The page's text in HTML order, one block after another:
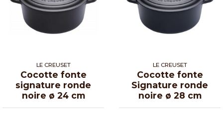
LE CREUSET
Cocotte fonte
signature ronde
noire ø 24 cm
LE CREUSET
Cocotte fonte
Signature ronde
noire ø 28 cm